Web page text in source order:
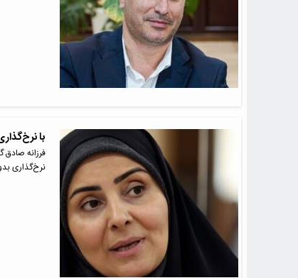
با
فرزانه
نرخ‌گذاری